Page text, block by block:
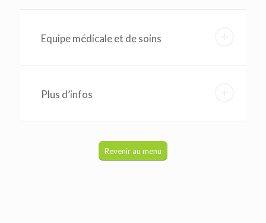
Equipe médicale et de soins
Plus d’infos
Revenir au menu